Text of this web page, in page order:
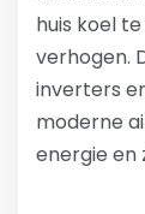
huis koel
verhogen.
inverters
moderne
energie en